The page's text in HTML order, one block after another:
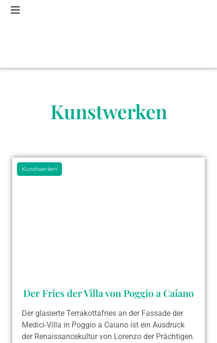
Kunstwerken
Kunstwerken
Der Fries der Villa von Poggio a Caiano
Der glasierte Terrakottafries an der Fassade der
Medici-Villa in Poggio a Caiano ist ein Ausdruck
der Renaissancekultur von Lorenzo der Prächtigen.